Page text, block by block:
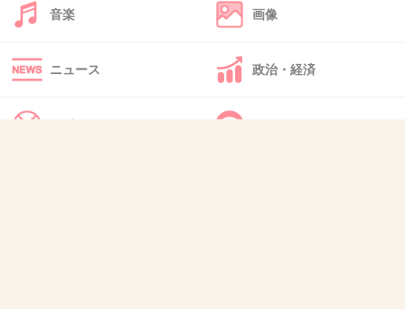
なにかうらにありそうな気が…
音楽 画像
ニュース 政治・経済